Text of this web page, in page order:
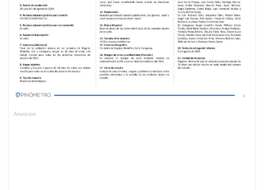
Anuncios.